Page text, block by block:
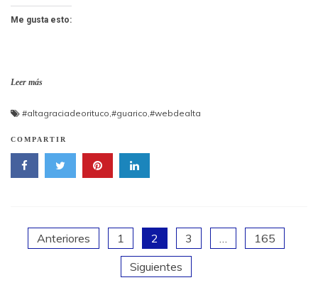
Me gusta esto:
Leer más
#altagraciadeorituco #guarico #webdealta
COMPARTIR
Paginación
Anteriores 1 2 3
165
Siguientes